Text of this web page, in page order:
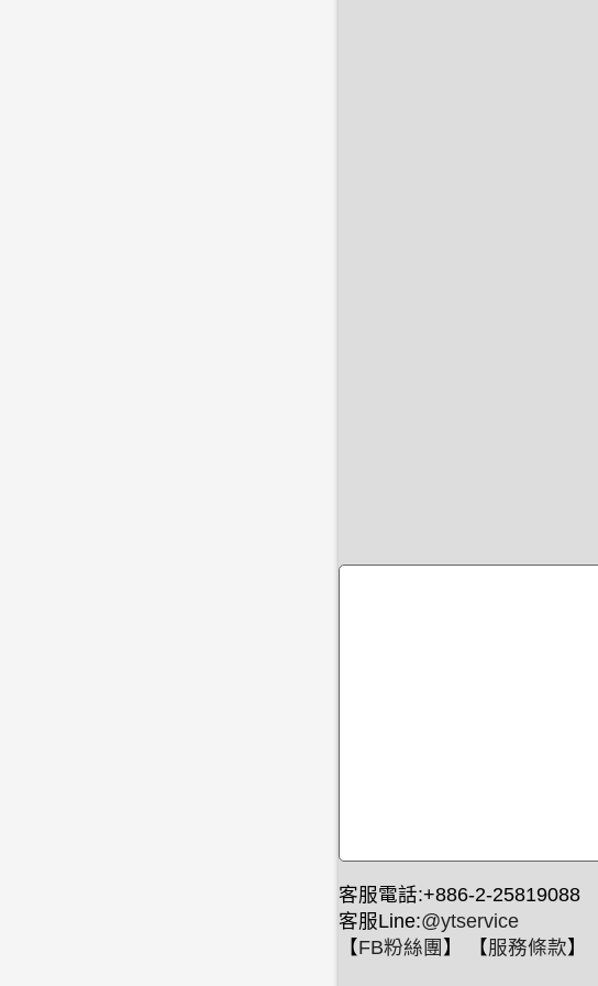
客服電話:+886-2-25819088
客服Line:@ytservice
【FB粉絲團 】 【服務條款】